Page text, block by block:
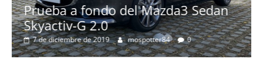
Prueba a fondo del Mazda3 Sedan
Skyactiv-G 2.0
7 de diciembre de 2019 mospotter84 0